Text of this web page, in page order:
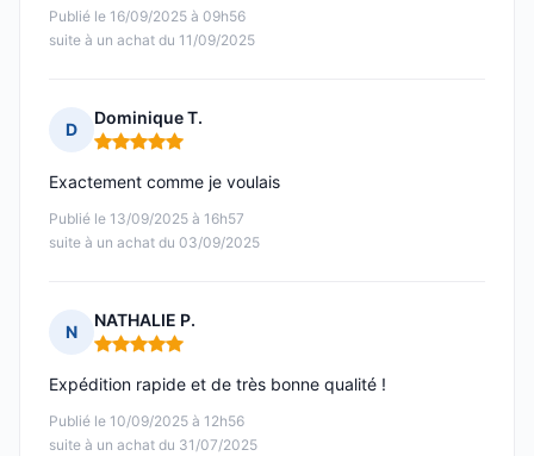
Publié le 16/09/2025 à 09h56
suite à un achat du 11/09/2025
D
Dominique T.
Note : 5 sur 5
Publié le 13/09/2025 à 16h57
suite à un achat du 03/09/2025
Exactement comme je voulais
N
NATHALIE P.
Note : 5 sur 5
Publié le 10/09/2025 à 12h56
suite à un achat du 31/07/2025
Expédition rapide et de très bonne qualité !